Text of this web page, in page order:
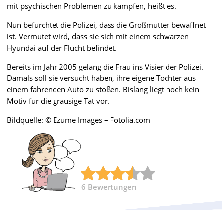
mit psychischen Problemen zu kämpfen, heißt es.
Nun befürchtet die Polizei, dass die Großmutter bewaffnet
ist. Vermutet wird, dass sie sich mit einem schwarzen
Hyundai auf der Flucht befindet.
Bereits im Jahr 2005 gelang die Frau ins Visier der Polizei.
Damals soll sie versucht haben, ihre eigene Tochter aus
einem fahrenden Auto zu stoßen. Bislang liegt noch kein
Motiv für die grausige Tat vor.
Bildquelle: © Ezume Images – Fotolia.com
6 Bewertungen